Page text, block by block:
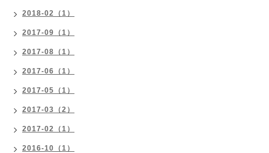
2018-02（1）
2017-09（1）
2017-08（1）
2017-06（1）
2017-05（1）
2017-03（2）
2017-02（1）
2016-10（1）